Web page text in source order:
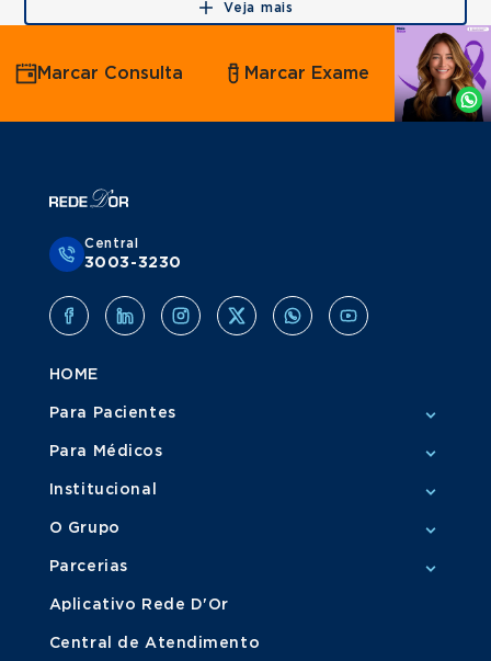
Veja mais
Agende
por
Whatsapp
Marcar Consulta Marcar Exame
Central
3003-3230
HOME
Para Pacientes
Para Médicos
Institucional
O Grupo
Parcerias
Aplicativo Rede D'Or
Central de Atendimento